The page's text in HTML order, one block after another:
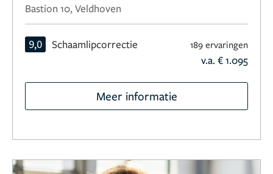
Bastion 10, Veldhoven
9,0 Schaamlipcorrectie 189 ervaringen
v.a. € 1.095
Meer informatie